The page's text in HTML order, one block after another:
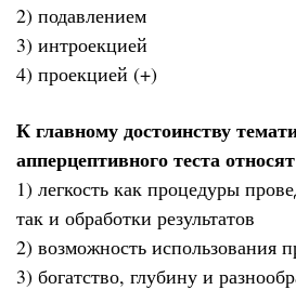
2) подавлением
3) интроекцией
4) проекцией (+)
К главному достоинству
апперцептивного теста относят
1) легкость как процедуры
так и обработки результатов
2) возможность использования
3) богатство, глубину и